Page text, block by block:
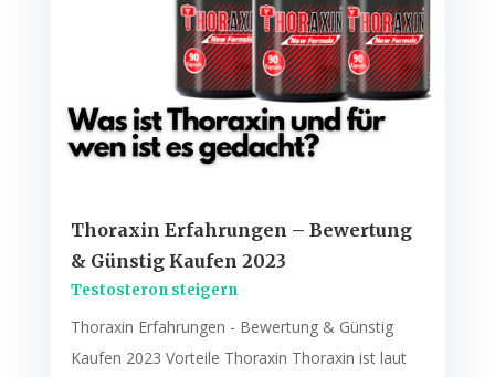
Thoraxin Erfahrungen – Bewertung
& Günstig Kaufen 2023
Testosteron steigern
Thoraxin Erfahrungen - Bewertung & Günstig
Kaufen 2023 Vorteile Thoraxin Thoraxin ist laut